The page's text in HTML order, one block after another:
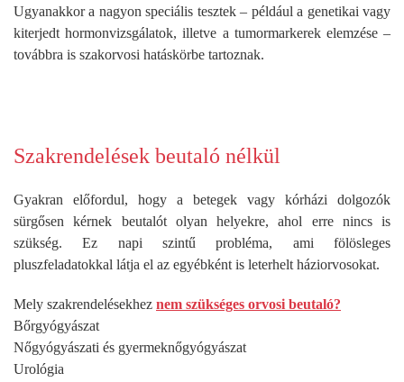
Ugyanakkor a nagyon speciális tesztek – például a genetikai vagy
kiterjedt hormonvizsgálatok, illetve a tumormarkerek elemzése –
továbbra is szakorvosi hatáskörbe tartoznak.
Szakrendelések beutaló nélkül
Gyakran előfordul, hogy a betegek vagy kórházi dolgozók
sürgősen kérnek beutalót olyan helyekre, ahol erre nincs is
szükség. Ez napi szintű probléma, ami fölösleges
pluszfeladatokkal látja el az egyébként is leterhelt háziorvosokat.
Mely szakrendelésekhez nem szükséges orvosi beutaló?
Bőrgyógyászat
Nőgyógyászati és gyermeknőgyógyászat
Urológia